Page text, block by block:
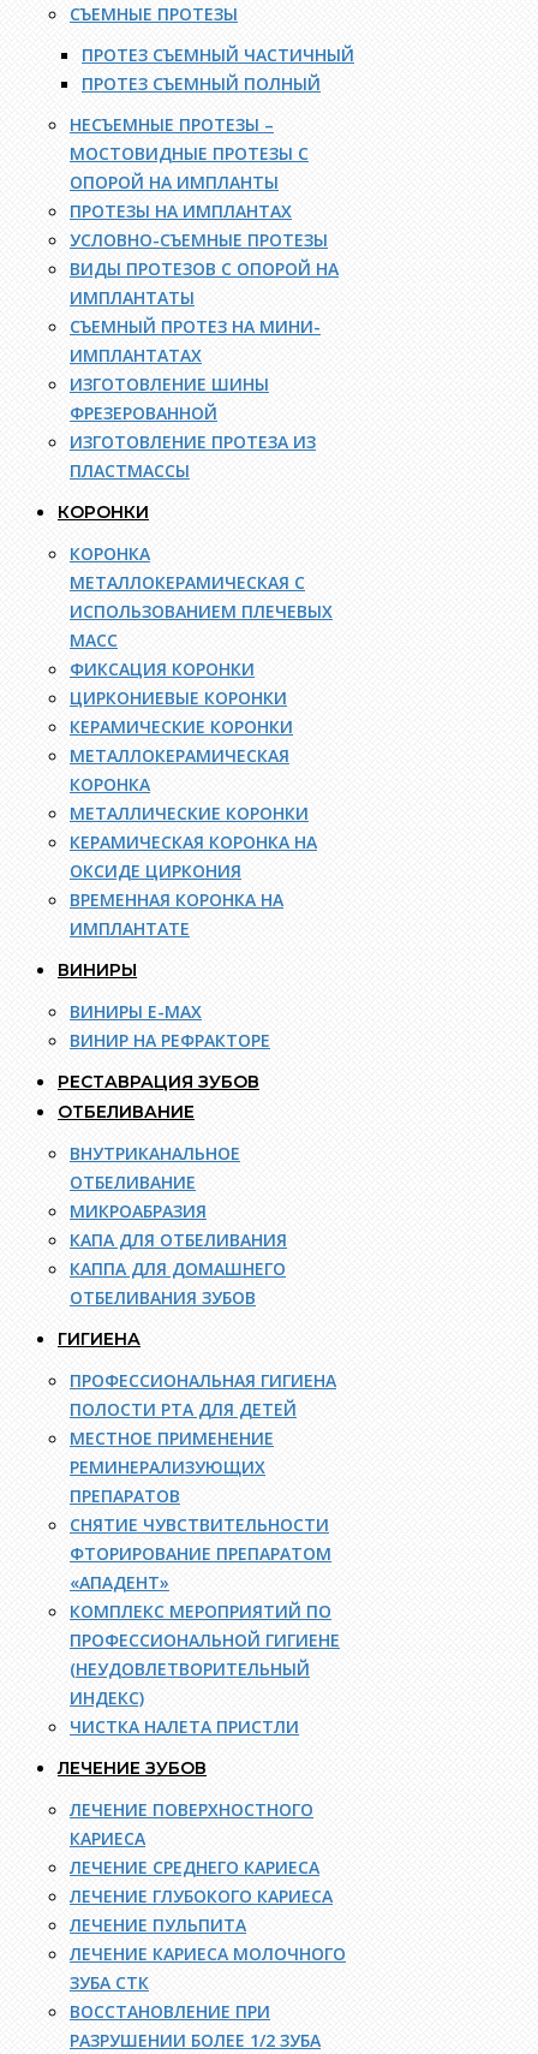
СЪЕМНЫЕ ПРОТЕЗЫ
ПРОТЕЗ СЪЕМНЫЙ ЧАСТИЧНЫЙ
ПРОТЕЗ СЪЕМНЫЙ ПОЛНЫЙ
НЕСЪЕМНЫЕ ПРОТЕЗЫ –
МОСТОВИДНЫЕ ПРОТЕЗЫ С
ОПОРОЙ НА ИМПЛАНТЫ
ПРОТЕЗЫ НА ИМПЛАНТАХ
УСЛОВНО-СЪЕМНЫЕ ПРОТЕЗЫ
ВИДЫ ПРОТЕЗОВ С ОПОРОЙ НА
ИМПЛАНТАТЫ
СЪЕМНЫЙ ПРОТЕЗ НА МИНИ-
ИМПЛАНТАТАХ
ИЗГОТОВЛЕНИЕ ШИНЫ
ФРЕЗЕРОВАННОЙ
ИЗГОТОВЛЕНИЕ ПРОТЕЗА ИЗ
ПЛАСТМАССЫ
КОРОНКИ
КОРОНКА
МЕТАЛЛОКЕРАМИЧЕСКАЯ С
ИСПОЛЬЗОВАНИЕМ ПЛЕЧЕВЫХ
МАСС
ФИКСАЦИЯ КОРОНКИ
ЦИРКОНИЕВЫЕ КОРОНКИ
КЕРАМИЧЕСКИЕ КОРОНКИ
МЕТАЛЛОКЕРАМИЧЕСКАЯ
КОРОНКА
МЕТАЛЛИЧЕСКИЕ КОРОНКИ
КЕРАМИЧЕСКАЯ КОРОНКА НА
ОКСИДЕ ЦИРКОНИЯ
ВРЕМЕННАЯ КОРОНКА НА
ИМПЛАНТАТЕ
ВИНИРЫ
ВИНИРЫ E-MAX
ВИНИР НА РЕФРАКТОРЕ
РЕСТАВРАЦИЯ ЗУБОВ
ОТБЕЛИВАНИЕ
ВНУТРИКАНАЛЬНОЕ
ОТБЕЛИВАНИЕ
МИКРОАБРАЗИЯ
КАПА ДЛЯ ОТБЕЛИВАНИЯ
КАППА ДЛЯ ДОМАШНЕГО
ОТБЕЛИВАНИЯ ЗУБОВ
ГИГИЕНА
ПРОФЕССИОНАЛЬНАЯ ГИГИЕНА
ПОЛОСТИ РТА ДЛЯ ДЕТЕЙ
МЕСТНОЕ ПРИМЕНЕНИЕ
РЕМИНЕРАЛИЗУЮЩИХ
ПРЕПАРАТОВ
СНЯТИЕ ЧУВСТВИТЕЛЬНОСТИ
ФТОРИРОВАНИЕ ПРЕПАРАТОМ
«АПАДЕНТ»
КОМПЛЕКС МЕРОПРИЯТИЙ ПО
ПРОФЕССИОНАЛЬНОЙ ГИГИЕНЕ
(НЕУДОВЛЕТВОРИТЕЛЬНЫЙ
ИНДЕКС)
ЧИСТКА НАЛЕТА ПРИСТЛИ
ЛЕЧЕНИЕ ЗУБОВ
ЛЕЧЕНИЕ ПОВЕРХНОСТНОГО
КАРИЕСА
ЛЕЧЕНИЕ СРЕДНЕГО КАРИЕСА
ЛЕЧЕНИЕ ГЛУБОКОГО КАРИЕСА
ЛЕЧЕНИЕ ПУЛЬПИТА
ЛЕЧЕНИЕ КАРИЕСА МОЛОЧНОГО
ЗУБА СТК
ВОССТАНОВЛЕНИЕ ПРИ
РАЗРУШЕНИИ БОЛЕЕ 1/2 ЗУБА